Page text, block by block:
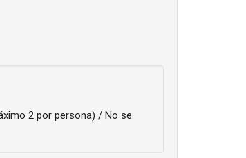
2 por persona) / No se